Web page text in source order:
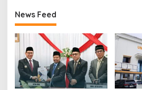
Massa Aksi
News Feed